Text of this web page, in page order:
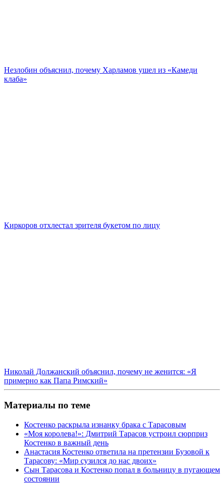
Незлобин объяснил, почему Харламов ушел из «Камеди
клаба»
Киркоров отхлестал зрителя букетом по лицу
Николай Должанский объяснил, почему не женится: «Я
примерно как Папа Римский»
Материалы по теме
Костенко раскрыла изнанку брака с Тарасовым
«Моя королева!»: Дмитрий Тарасов устроил сюрприз
Костенко в важный день
Анастасия Костенко ответила на претензии Бузовой к
Тарасову: «Мир сузился до нас двоих»
Сын Тарасова и Костенко попал в больницу в пугающем
состоянии